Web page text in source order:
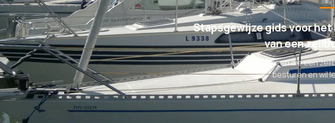
Stapsgewijze gids voor
van een
Voor iedereen die een
besturen en wil